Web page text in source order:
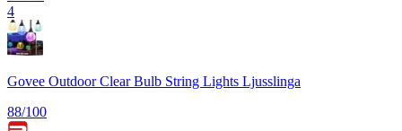
4
Govee Outdoor Clear Bulb String Lights Ljusslinga
88/100